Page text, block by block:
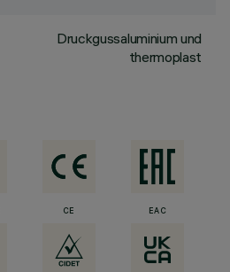
Druckgussaluminium und
thermoplast
CE EAC